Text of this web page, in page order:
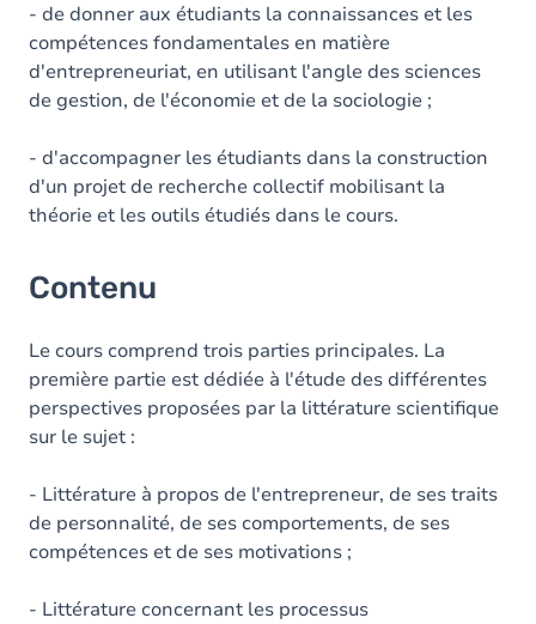
- de donner aux étudiants la connaissances et les
compétences fondamentales en matière
d'entrepreneuriat, en utilisant l'angle des sciences
de gestion, de l'économie et de la sociologie ;
- d'accompagner les étudiants dans la construction
d'un projet de recherche collectif mobilisant la
théorie et les outils étudiés dans le cours.
Contenu
Le cours comprend trois parties principales. La
première partie est dédiée à l'étude des différentes
perspectives proposées par la littérature scientifique
sur le sujet :
- Littérature à propos de l'entrepreneur, de ses traits
de personnalité, de ses comportements, de ses
compétences et de ses motivations ;
- Littérature concernant les processus